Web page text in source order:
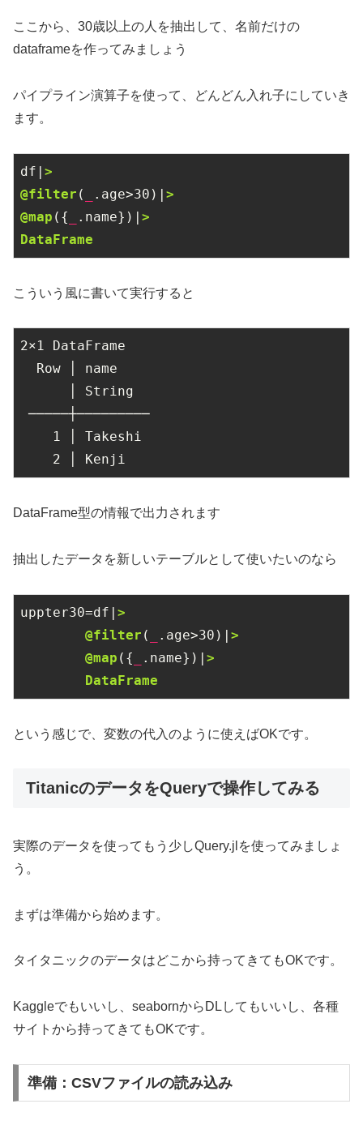
ここから、30歳以上の人を抽出して、名前だけの
dataframeを作ってみましょう
パイプライン演算子を使って、どんどん入れ子にしていき
ます。
df| >
@filter ( .age>30 )| >
@map ({ .name})| >
DataFrame
こういう風に書いて実行すると
2×1 DataFrame
─────┼─────────
1 │ Takeshi
2 │ Kenji
DataFrame型の情報で出力されます
抽出したデータを新しいテーブルとして使いたいのなら
uppter30=df| >
@filter ( .age>30 )| >
@map ({ .name})| >
DataFrame
という感じで、変数の代入のように使えばOKです。
TitanicのデータをQueryで操作してみる
実際のデータを使ってもう少しQuery.jlを使ってみましょ
う。
まずは準備から始めます。
タイタニックのデータはどこから持ってきてもOKです。
Kaggleでもいいし、seabornからDLしてもいいし、各種
サイトから持ってきてもOKです。
準備：CSVファイルの読み込み